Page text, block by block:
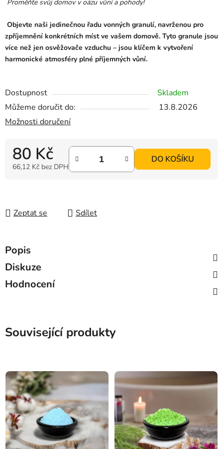
Proměňte svůj domov v oázu vůní a pohody!
Objevte naši jedinečnou řadu vonných granulí, navrženou pro
zpříjemnění konkrétních míst ve vašem domově. Tyto granule jsou
více než jen osvěžovače vzduchu – jsou klíčem k vytvoření
harmonické atmosféry plné příjemných vůní.
Dostupnost
Skladem
Můžeme doručit do:
13.8.2026
Možnosti doručení
80 Kč
66,12 Kč bez DPH
DO KOŠÍKU
Zeptat se Sdílet
Popis
Diskuze
Hodnocení
Související produkty